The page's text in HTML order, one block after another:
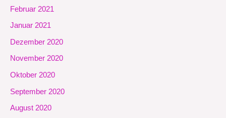
Februar 2021
Januar 2021
Dezember 2020
November 2020
Oktober 2020
September 2020
August 2020